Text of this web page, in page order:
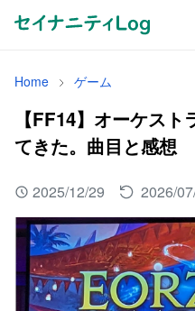
Home ゲーム
【FF14】オーケス
てきた。曲目と感想
2025/12/29 2026/